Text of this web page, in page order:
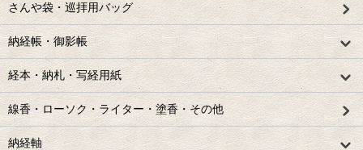
さんや袋・巡拝用バッグ
納経帳・御影帳
経本・納札・写経用紙
線香・ローソク・ライター・塗香・その他
納経軸